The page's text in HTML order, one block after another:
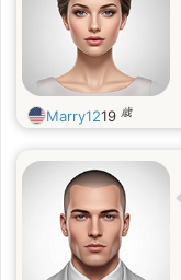
Marry1219 歳